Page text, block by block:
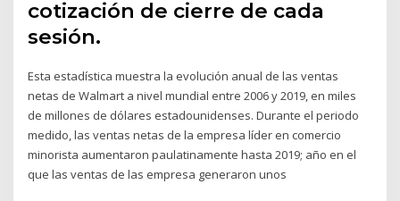
cotización de cierre de cada
sesión.
Esta estadística muestra la evolución anual de las ventas
netas de Walmart a nivel mundial entre 2006 y 2019, en miles
de millones de dólares estadounidenses. Durante el periodo
medido, las ventas netas de la empresa líder en comercio
minorista aumentaron paulatinamente hasta 2019; año en el
que las ventas de las empresa generaron unos